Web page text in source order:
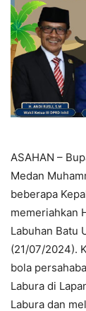
ASAHAN –
Medan
beberapa
memeriahkan
Labuhan Batu
(21/07/2024).
bola
Labura di
Labura dan